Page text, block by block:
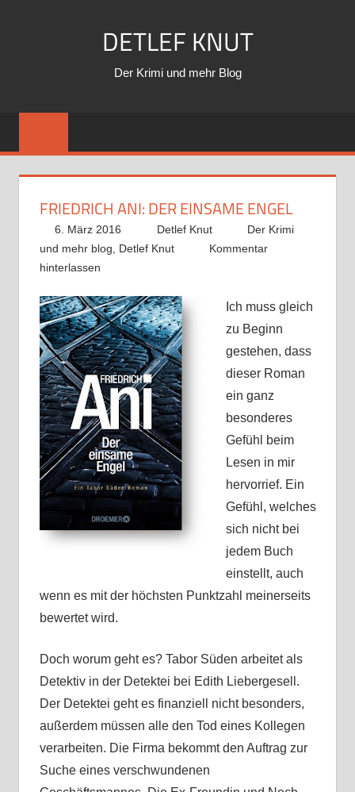
DETLEF KNUT
Der Krimi und mehr Blog
FRIEDRICH ANI: DER EINSAME ENGEL
6. März 2016 Detlef Knut
Der Krimi
und mehr blog
Detlef Knut
Kommentar
hinterlassen
Ich muss gleich
zu Beginn
gestehen, dass
dieser Roman
ein ganz
besonderes
Gefühl beim
Lesen in mir
hervorrief. Ein
Gefühl, welches
sich nicht bei
jedem Buch
einstellt, auch
wenn es mit der höchsten Punktzahl meinerseits
bewertet wird.
Doch worum geht es? Tabor Süden arbeitet als
Detektiv in der Detektei bei Edith Liebergesell.
Der Detektei geht es finanziell nicht besonders,
außerdem müssen alle den Tod eines Kollegen
verarbeiten. Die Firma bekommt den Auftrag zur
Suche eines verschwundenen